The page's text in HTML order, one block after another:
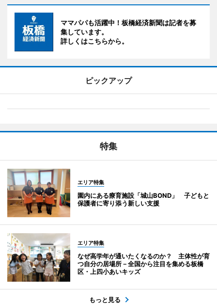
ママパパも活躍中！板橋経済新聞は記者を募
集しています。
詳しくはこちらから。
ピックアップ
特集
エリア特集
園内にある療育施設「城山BOND」 子どもと
保護者に寄り添う新しい支援
エリア特集
なぜ高学年が通いたくなるのか？ 主体性が育
つ自分の居場所－全国から注目を集める板橋
区・上四小あいキッズ
もっと見る